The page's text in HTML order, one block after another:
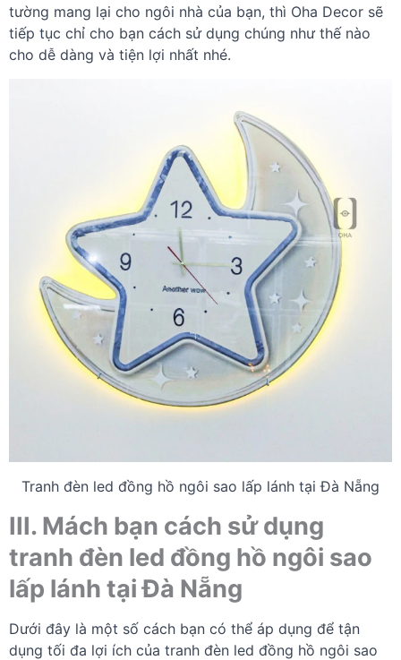
tường mang lại cho ngôi nhà của bạn, thì Oha Decor sẽ
tiếp tục chỉ cho bạn cách sử dụng chúng như thế nào
cho dễ dàng và tiện lợi nhất nhé.
Tranh đèn led đồng hồ ngôi sao lấp lánh tại Đà Nẵng
III. Mách bạn cách sử dụng
tranh đèn led đồng hồ ngôi sao
lấp lánh tại Đà Nẵng
Dưới đây là một số cách bạn có thể áp dụng để tận
dụng tối đa lợi ích của tranh đèn led đồng hồ ngôi sao